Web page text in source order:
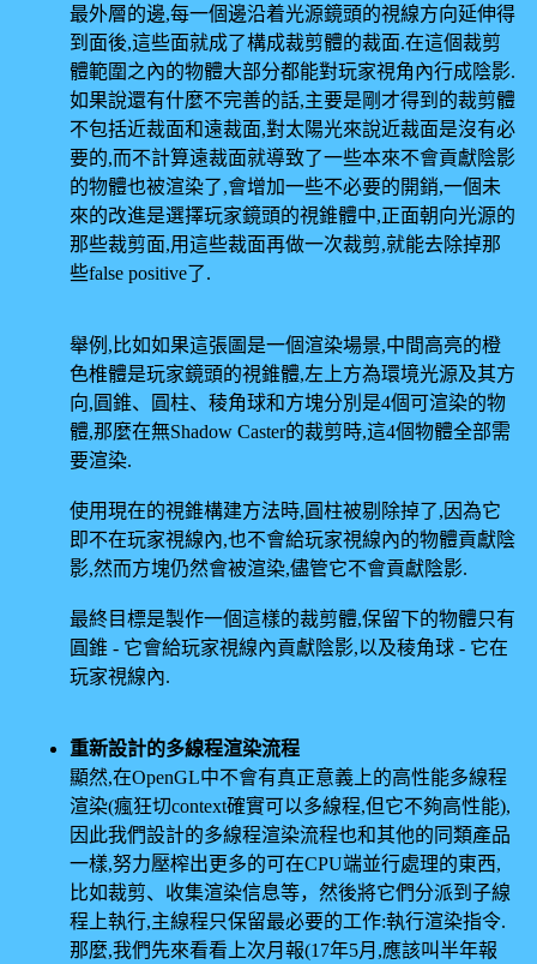
最外層的邊,每一個邊沿着光源鏡頭的視線方向延伸得
到面後,這些面就成了構成裁剪體的裁面.在這個裁剪
體範圍之內的物體大部分都能對玩家視角內行成陰影.
如果說還有什麼不完善的話,主要是剛才得到的裁剪體
不包括近裁面和遠裁面,對太陽光來說近裁面是沒有必
要的,而不計算遠裁面就導致了一些本來不會貢獻陰影
的物體也被渲染了,會增加一些不必要的開銷,一個未
來的改進是選擇玩家鏡頭的視錐體中,正面朝向光源的
那些裁剪面,用這些裁面再做一次裁剪,就能去除掉那
些false positive了.
舉例,比如如果這張圖是一個渲染場景,中間高亮的橙
色椎體是玩家鏡頭的視錐體,左上方為環境光源及其方
向,圓錐、圓柱、稜角球和方塊分別是4個可渲染的物
體,那麼在無Shadow Caster的裁剪時,這4個物體全部需
要渲染.
使用現在的視錐構建方法時,圓柱被剔除掉了,因為它
即不在玩家視線內,也不會給玩家視線內的物體貢獻陰
影,然而方塊仍然會被渲染,儘管它不會貢獻陰影.
最終目標是製作一個這樣的裁剪體,保留下的物體只有
圓錐 - 它會給玩家視線內貢獻陰影,以及稜角球 - 它在
玩家視線內.
重新設計的多線程渲染流程
顯然,在OpenGL中不會有真正意義上的高性能多線程
渲染(瘋狂切context確實可以多線程,但它不夠高性能),
因此我們設計的多線程渲染流程也和其他的同類產品
一樣,努力壓榨出更多的可在CPU端並行處理的東西,
比如裁剪、收集渲染信息等，然後將它們分派到子線
程上執行,主線程只保留最必要的工作:執行渲染指令.
那麼,我們先來看看上次月報(17年5月,應該叫半年報